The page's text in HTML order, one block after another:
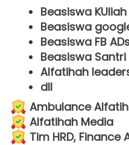
Beasiswa KUliah
Beasiswa
Beasiswa FB
Beasiswa
Alfatihah
dll
Ambulance
Alfatihah Media
Tim HRD, Finance